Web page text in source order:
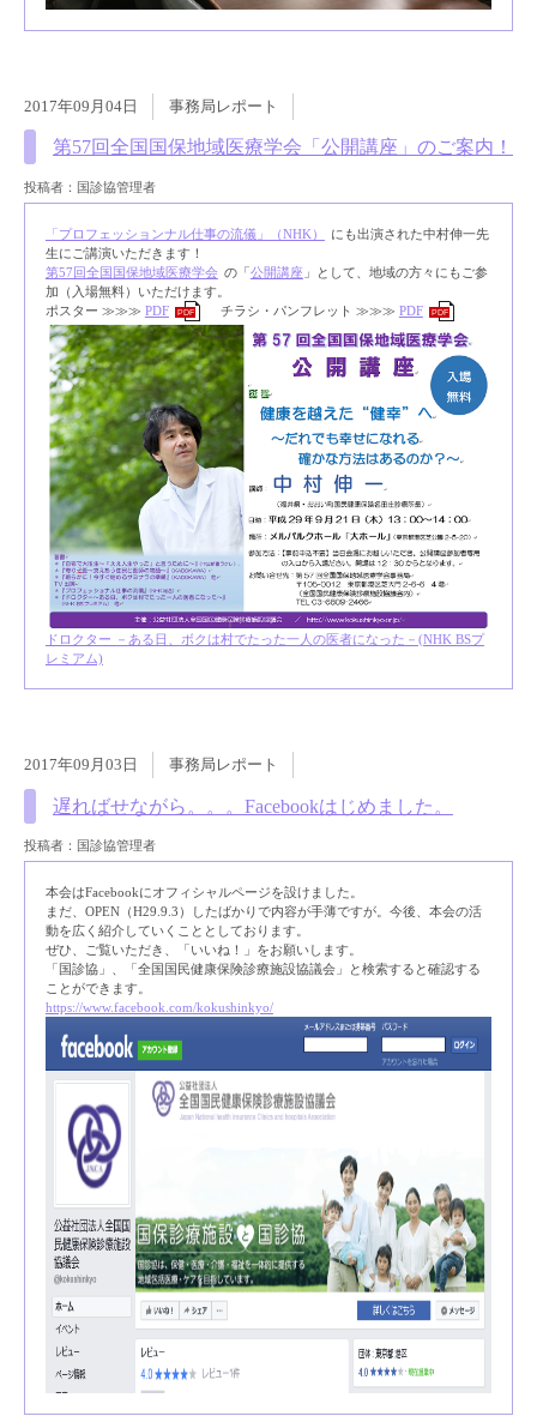
2017年09月04日 事務局レポート
第57回全国国保地域医療学会「公開講座」のご案内！
投稿者：国診協管理者
「プロフェッションナル仕事の流儀」（NHK）
にも出演された中村伸一先
生にご講演いただきます！
第57回全国国保地域医療学会 の「公開講座 」として、地域の方々にもご参
加（入場無料）いただけます。
ポスター ≫≫≫ PDF PDF チラシ・パンフレット ≫≫≫ PDF PDF
ドロクター －ある日、ボクは村でたった一人の医者になった－(NHK BSプ
レミアム)
2017年09月03日 事務局レポート
遅ればせながら。。。Facebookはじめました。
投稿者：国診協管理者
本会はFacebookにオフィシャルページを設けました。
まだ、OPEN（H29.9.3）したばかりで内容が手薄ですが。今後、本会の活
動を広く紹介していくこととしております。
ぜひ、ご覧いただき、「いいね！」をお願いします。
「国診協」、「全国国民健康保険診療施設協議会」と検索すると確認する
ことができます。
https://www.facebook.com/kokushinkyo/